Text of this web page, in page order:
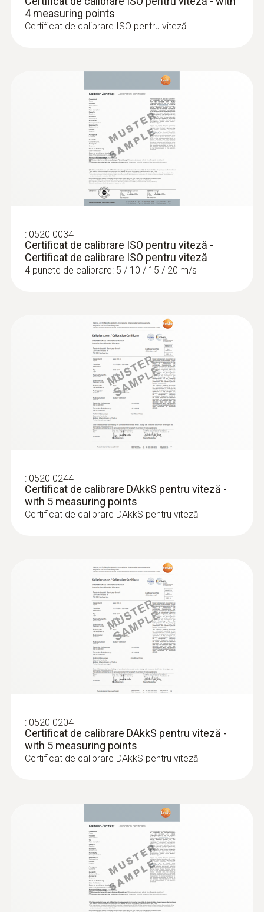
0636 9730
Cap sondă de umiditate /temperatură
Intuitiv: determinarea paralelă a umidității
relative și a temperaturii aerului în zonele
interioare, inclusiv măsurarea pe termen lung
607,00 RON
Sondă de umiditate / temperatură cu
precizie ridicată - cu Bluetooth
Intuitiv: meniu clar structurat pentru măsurări
pe termen lung și determinarea paralelă a
umidității relative și a temperaturii aerului în
3.667,51 RON
Intuitiv: meniu clar structurat pentru măsurări
pe termen lung și determinarea paralelă a
umidității relative și a temperaturii aerului în
4 measuring points
Certificat de calibrare ISO pentru viteză
: 0520 0034
Certificat de calibrare ISO pentru viteză -
Certificat de calibrare ISO pentru viteză
4 puncte de calibrare: 5 / 10 / 15 / 20 m/s
: 0520 0244
Certificat de calibrare DAkkS pentru viteză -
with 5 measuring points
Certificat de calibrare DAkkS pentru viteză
: 0520 0204
Certificat de calibrare DAkkS pentru viteză -
with 5 measuring points
Certificat de calibrare DAkkS pentru viteză